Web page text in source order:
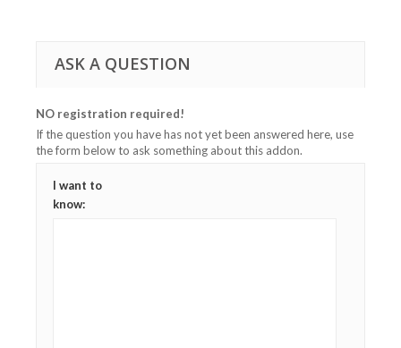
ASK A QUESTION
NO registration required!
If the question you have has not yet been answered here, use
the form below to ask something about this addon.
I want to
know: